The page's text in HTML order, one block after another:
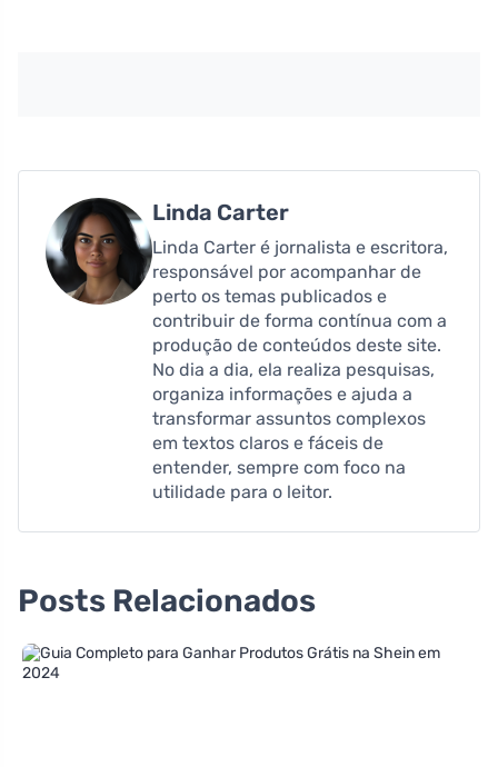
Linda Carter
Linda Carter é jornalista e escritora,
responsável por acompanhar de
perto os temas publicados e
contribuir de forma contínua com a
produção de conteúdos deste site.
No dia a dia, ela realiza pesquisas,
organiza informações e ajuda a
transformar assuntos complexos
em textos claros e fáceis de
entender, sempre com foco na
utilidade para o leitor.
Posts Relacionados